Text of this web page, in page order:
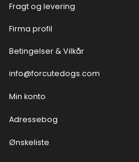
Fragt og levering
Firma profil
Betingelser & Vilkår
info@forcutedogs.com
Min konto
Adressebog
Ønskeliste